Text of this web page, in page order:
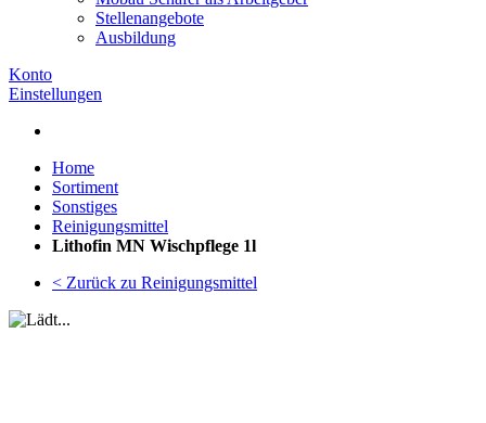
Stellenangebote
Ausbildung
Konto
Einstellungen
Home
Sortiment
Sonstiges
Reinigungsmittel
Lithofin MN Wischpflege 1l
< Zurück zu Reinigungsmittel